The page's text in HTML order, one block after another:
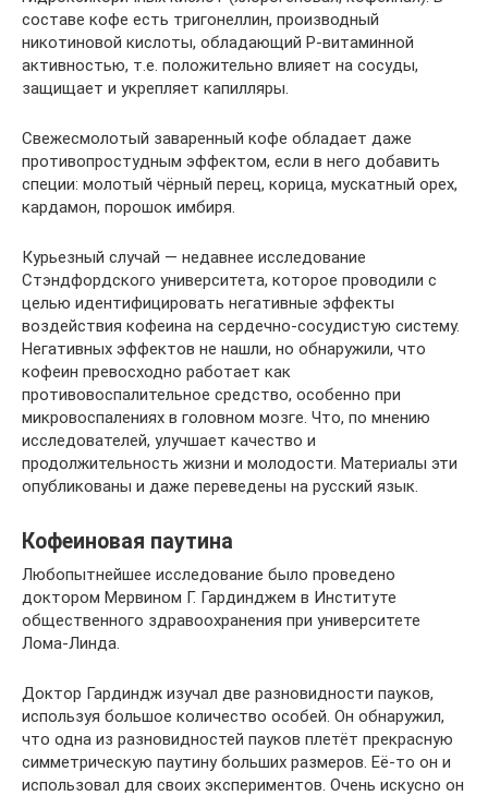
составе кофе есть тригонеллин, производный
никотиновой кислоты, обладающий Р-витаминной
активностью, т.е. положительно влияет на сосуды,
защищает и укрепляет капилляры.
Свежесмолотый заваренный кофе обладает даже
противопростудным эффектом, если в него добавить
специи: молотый чёрный перец, корица, мускатный орех,
кардамон, порошок имбиря.
Курьезный случай — недавнее исследование
Стэндфордского университета, которое проводили с
целью идентифицировать негативные эффекты
воздействия кофеина на сердечно-сосудистую систему.
Негативных эффектов не нашли, но обнаружили, что
кофеин превосходно работает как
противовоспалительное средство, особенно при
микровоспалениях в головном мозге. Что, по мнению
исследователей, улучшает качество и
продолжительность жизни и молодости. Материалы эти
опубликованы и даже переведены на русский язык.
Кофеиновая паутина
Любопытнейшее исследование было проведено
доктором Мервином Г. Гардинджем в Институте
общественного здравоохранения при университете
Лома-Линда.
Доктор Гардиндж изучал две разновидности пауков,
используя большое количество особей. Он обнаружил,
что одна из разновидностей пауков плетёт прекрасную
симметрическую паутину больших размеров. Её-то он и
использовал для своих экспериментов. Очень искусно он